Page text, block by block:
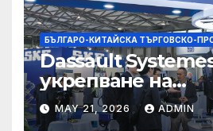
БЪЛГАРО-КИТАЙСКА ТЪРГОВСКО-
Dassault
укрепване на
изграждането на
екосистема в
MAY 21, 2026 ADMIN